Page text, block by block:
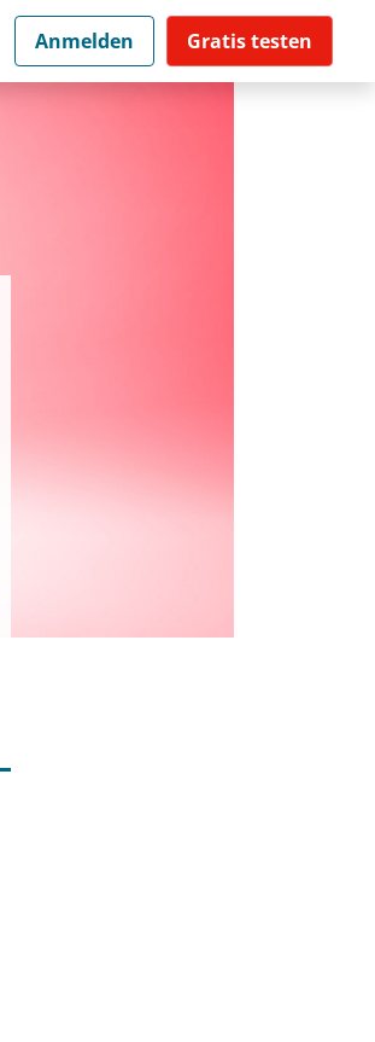
Anmelden Gratis testen